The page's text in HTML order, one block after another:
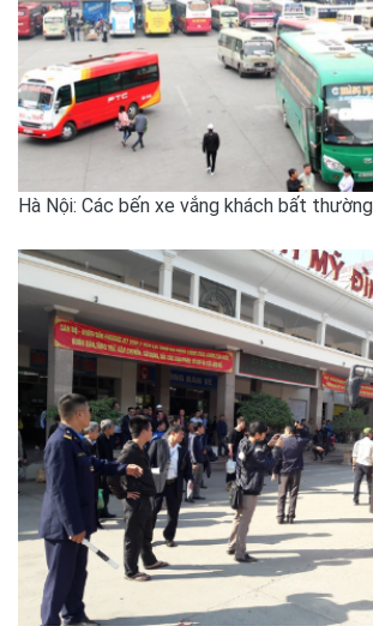
Hà Nội: Các bến xe vắng khách bất